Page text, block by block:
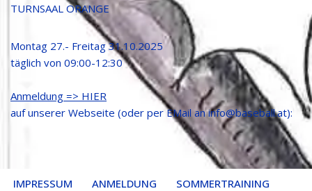
TURNSAAL ORANGE
Montag 27.- Freitag 31.10.2025
täglich von 09:00-12:30
Anmeldung => HIER
auf unserer Webseite (oder per EMail an info@baseball.at):
IMPRESSUM ANMELDUNG SOMMERTRAINING